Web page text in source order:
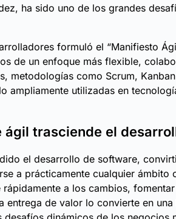
ha sido uno de los grandes
formuló el “Manifiesto
de un enfoque más flexible,
metodologías como Scrum,
ampliamente utilizadas en
ágil trasciende el
el desarrollo de software,
a prácticamente cualquier ámbito
a los cambios, fomentar
entrega de valor lo convierte en una